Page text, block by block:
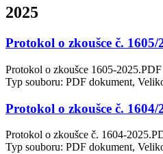
2025
Protokol o zkoušce č. 1605/
Protokol o zkoušce 1605-2025.PDF
Typ souboru: PDF dokument,
Protokol o zkoušce č. 1604/
Protokol o zkoušce č. 1604-
Typ souboru: PDF dokument,